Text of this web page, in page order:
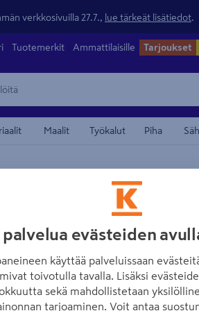
verkkosivuilla 27.7., lue tärkeät lisätiedot
Tuotemerkit Ammattilaisille Tarjoukset
Maalit Työkalut Piha
vahvasta
palvelua evästeiden
käyttää palveluissaan
toivotulla tavalla. Lisäksi
sekä mahdollistetaan
tarjoaminen. Voit antaa